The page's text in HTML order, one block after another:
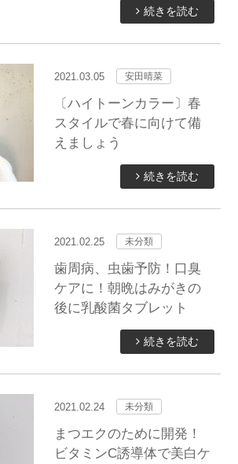
続きを読む
2021.03.05 安田晴菜
〔ハイトーンカラー〕春
スタイルで春に向けて備
えましょう
続きを読む
2021.02.25 未分類
歯周病、虫歯予防！口臭
ケアに！朝晩はみがきの
後に乳酸菌タブレット
続きを読む
2021.02.24 未分類
まつエクのために開発！
ビタミンC誘導体で美白ケ